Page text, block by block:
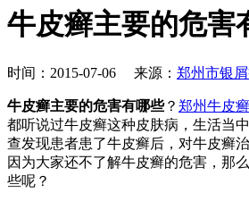
牛皮癣主要的危害
时间：2015-07-06 来源： 郑州市银
牛皮癣主要的危害有哪些？ 郑州牛皮
都听说过牛皮癣这种皮肤病，生活当
查发现患者患了牛皮癣后，对牛皮癣
因为大家还不了解牛皮癣的危害，那
些呢？